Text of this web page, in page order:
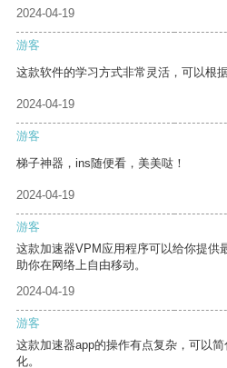
2024-04-19
游客
这款软件的学习方式非常灵活，可以根
2024-04-19
游客
梯子神器，ins随便看，美美哒！
2024-04-19
游客
这款加速器VPM应用程序可以给你提供
助你在网络上自由移动。
2024-04-19
游客
这款加速器app的操作有点复杂，可以
化。